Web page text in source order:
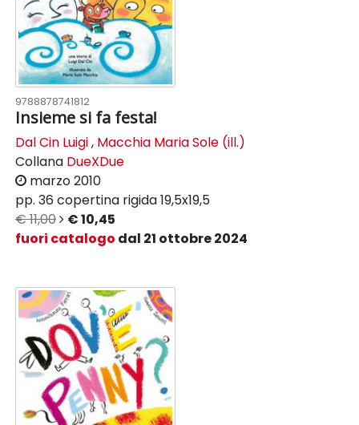
9788878741812
Insieme si fa festa!
Dal Cin Luigi, Macchia Maria Sole (ill.)
Collana DueXDue
marzo 2010
pp. 36 copertina rigida19,5x19,5
€ 11,00
€ 10,45
fuori catalogo dal 21 ottobre 2024